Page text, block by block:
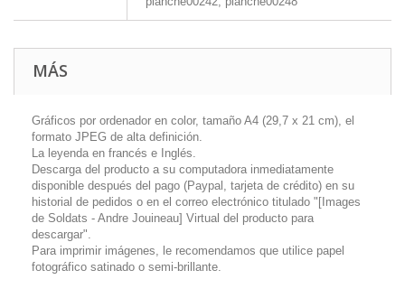
MÁS
Gráficos por ordenador en color, tamaño A4 (29,7 x 21 cm), el
formato JPEG de alta definición.
La leyenda en francés e Inglés.
Descarga del producto a su computadora inmediatamente
disponible después del pago (Paypal, tarjeta de crédito) en su
historial de pedidos o en el correo electrónico titulado "[Images
de Soldats - Andre Jouineau] Virtual del producto para
descargar".
Para imprimir imágenes, le recomendamos que utilice papel
fotográfico satinado o semi-brillante.